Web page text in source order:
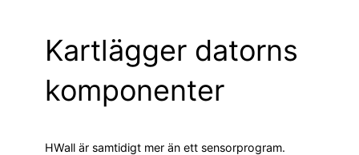
Kartlägger datorns
komponenter
HWall är samtidigt mer än ett sensorprogram.